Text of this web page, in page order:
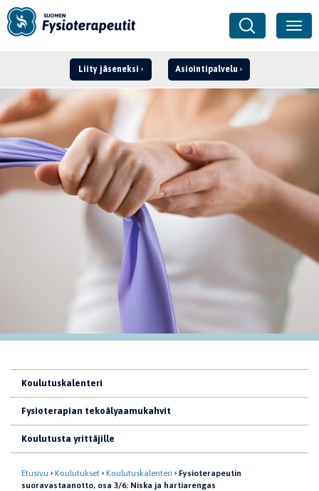
Liity jäseneksi Asiointipalvelu
Kirjaudu ›
Koulutuskalenteri
Fysioterapian tekoälyaamukahvit
Koulutusta yrittäjille
Etusivu Koulutukset Koulutuskalenteri
Fysioterapeutin
suoravastaanotto, osa 3/6: Niska ja hartiarengas